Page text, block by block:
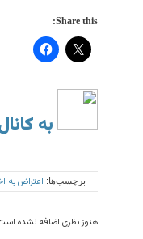
Share this:
به
برچسب‌ها: اعتراض به
هنوز نظری اضافه نشده